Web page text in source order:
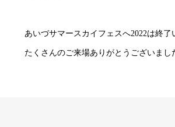
あいづサマースカイフェスへ2022は終了
たくさんのご来場ありがとうございまし